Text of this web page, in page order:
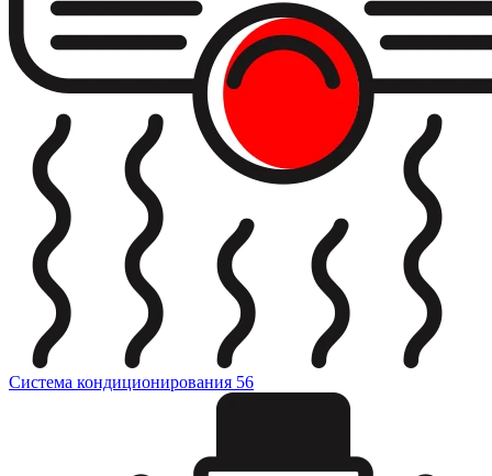
Система кондиционирования 56